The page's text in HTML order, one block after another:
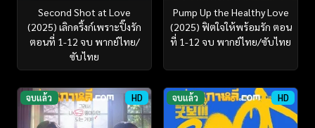
Second Shot at Love
(2025) เลิกดริ้งก์เพราะปิ๊งรัก
ตอนที่ 1-12 จบ พากย์ไทย/
ซับไทย
Pump Up the Healthy Love
(2025) ฟิตใจให้พร้อมรัก ตอน
ที่ 1-12 จบ พากย์ไทย/ซับไทย
จบแล้ว HD จบแล้ว HD